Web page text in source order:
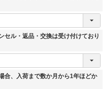
セル・返品・交換は受け付けており
合、入荷まで数か月から1年ほどか